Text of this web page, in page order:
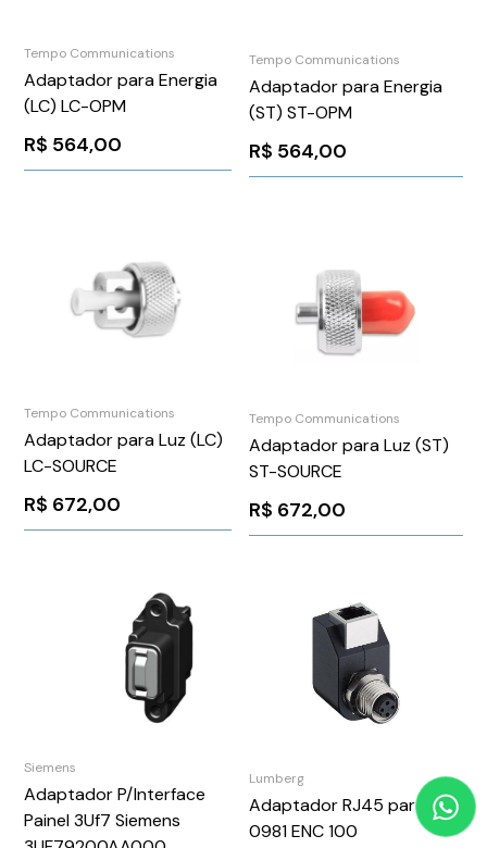
Tempo Communications
Adaptador para Energia
(LC) LC-OPM
R$ 564,00
Tempo Communications
Adaptador para Energia
(ST) ST-OPM
R$ 564,00
Tempo Communications
Adaptador para Luz (LC)
LC-SOURCE
R$ 672,00
Tempo Communications
Adaptador para Luz (ST)
ST-SOURCE
R$ 672,00
Siemens
Adaptador P/Interface
Painel 3Uf7 Siemens
Lumberg
Adaptador RJ45 para M12
0981 ENC 100